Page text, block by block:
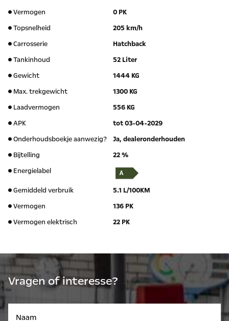
Vermogen
0 PK
Topsnelheid
205 km/h
Carrosserie
Hatchback
Tankinhoud
52 Liter
Gewicht
1444 KG
Max. trekgewicht
1300 KG
Laadvermogen
556 KG
APK
tot 03-04-2029
Onderhoudsboekje aanwezig?
Ja, dealeronderhouden
Bijtelling
22 %
Energielabel
Gemiddeld verbruik
5.1 L/100KM
Vermogen
136 PK
Vermogen elektrisch
22 PK
Vragen of interesse?